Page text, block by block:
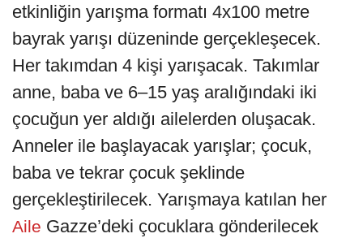
etkinliğin yarışma formatı 4x100 metre
bayrak yarışı düzeninde gerçekleşecek.
Her takımdan 4 kişi yarışacak. Takımlar
anne, baba ve 6–15 yaş aralığındaki iki
çocuğun yer aldığı ailelerden oluşacak.
Anneler ile başlayacak yarışlar; çocuk,
baba ve tekrar çocuk şeklinde
gerçekleştirilecek. Yarışmaya katılan her
Aile Gazze’deki çocuklara gönderilecek